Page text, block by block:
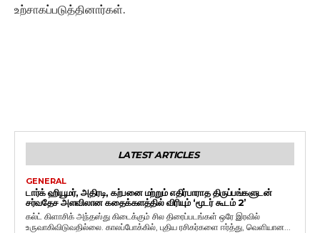
உற்சாகப்படுத்தினார்கள்.
LATEST ARTICLES
GENERAL
டார்க் ஹியூமர், அதிரடி, கற்பனை மற்றும் எதிர்பாராத திருப்பங்களுடன்
சர்வதேச அளவிலான கதைக்களத்தில் விரியும் ‘மூடர் கூடம் 2’
கல்ட் கிளாசிக் அந்தஸ்து கிடைக்கும் சில திரைப்படங்கள் ஒரே இரவில்
உருவாகிவிடுவதில்லை. காலப்போக்கில், புதிய ரசிகர்களை ஈர்த்து, வெளியான...